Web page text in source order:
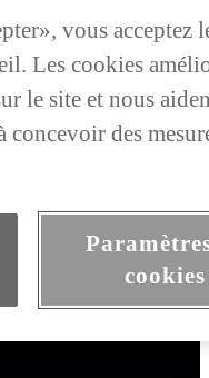
vous acceptez
Les cookies
le site et nous
des
cookies